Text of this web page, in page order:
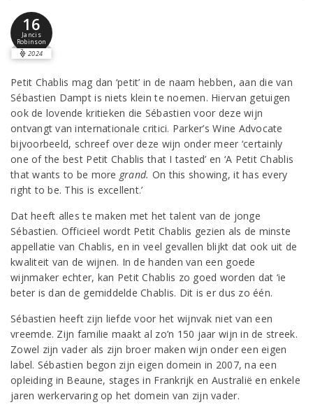
16
Jancis
Robinson
2024
Petit Chablis mag dan ‘petit’ in de naam hebben, aan die van
Sébastien Dampt is niets klein te noemen. Hiervan getuigen
ook de lovende kritieken die Sébastien voor deze wijn
ontvangt van internationale critici. Parker’s Wine Advocate
bijvoorbeeld, schreef over deze wijn onder meer ‘certainly
one of the best Petit Chablis that I tasted’ en ‘A Petit Chablis
that wants to be more grand. On this showing, it has every
right to be. This is excellent.’
Dat heeft alles te maken met het talent van de jonge
Sébastien. Officieel wordt Petit Chablis gezien als de minste
appellatie van Chablis, en in veel gevallen blijkt dat ook uit de
kwaliteit van de wijnen. In de handen van een goede
wijnmaker echter, kan Petit Chablis zo goed worden dat ‘ie
beter is dan de gemiddelde Chablis. Dit is er dus zo één.
Sébastien heeft zijn liefde voor het wijnvak niet van een
vreemde. Zijn familie maakt al zo’n 150 jaar wijn in de streek.
Zowel zijn vader als zijn broer maken wijn onder een eigen
label. Sébastien begon zijn eigen domein in 2007, na een
opleiding in Beaune, stages in Frankrijk en Australië en enkele
jaren werkervaring op het domein van zijn vader.